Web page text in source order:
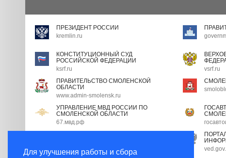
Для улучшения работы и сбора
ПРЕЗИДЕНТ РОССИИ
kremlin.ru
КОНСТИТУЦИОННЫЙ СУД
РОССИЙСКОЙ ФЕДЕРАЦИИ
ksrf.ru
vsrf.ru
ПРАВИТЕЛЬСТВО СМОЛЕНСКОЙ
ОБЛАСТИ
www.admin-smolensk.ru
УПРАВЛЕНИЕ МВД РОССИИ ПО
СМОЛЕНСКОЙ ОБЛАСТИ
67.мвд.рф
gossluzhba.gov.ru